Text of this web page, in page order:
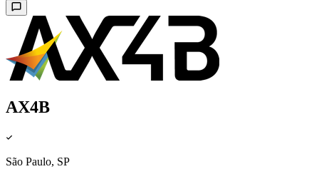
AX4B
São Paulo, SP